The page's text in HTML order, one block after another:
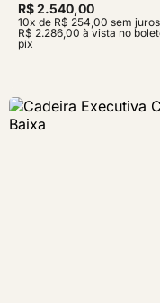
R$ 2.540,00
10x de R$ 254,00 sem
R$ 2.286,00 à vista no
pix